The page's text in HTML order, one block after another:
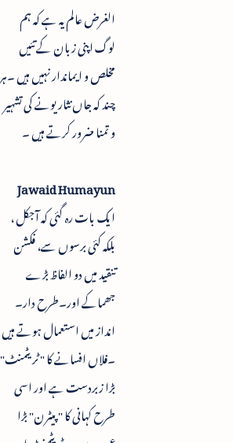
الغرض عالم یہ ہے کہ ہم
لوگ اپنی زبان کے تئیں
مخلص و ایماندار نہیں ہیں ۔ہر
چند کہ جاں نثار یونے کی تشہیر
و تمنا ضرور کرتے ہیں ۔
Jawaid Humayun
ایک بات رہ گئی کہ آجکل ،
بلکہ کئی برسوں سے، فکشن
تنقید میں دو الفاظ بڑے
جھماکے اور۔طرح دار۔
انداز میں استعمال ہوتے ہیں
۔فلاں افسانے کا " ٹریٹمنٹ"
بڑا زبردست ہے اور اسی
طرح کہانی کا " پیٹرن" بڑا